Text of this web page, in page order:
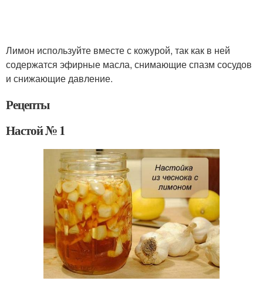
Лимон используйте вместе с кожурой, так как в ней
содержатся эфирные масла, снимающие спазм сосудов
и снижающие давление.
Рецепты
Настой № 1